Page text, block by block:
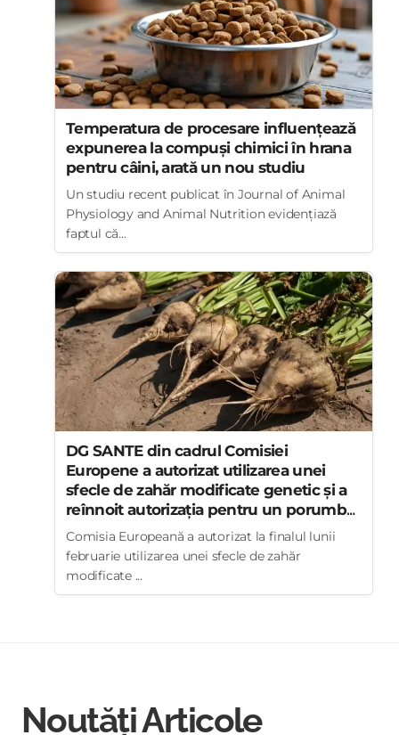
Temperatura de procesare influențează
expunerea la compuși chimici în hrana
pentru câini, arată un nou studiu
Un studiu recent publicat în Journal of Animal
Physiology and Animal Nutrition evidențiază
faptul că...
DG SANTE din cadrul Comisiei
Europene a autorizat utilizarea unei
sfecle de zahăr modificate genetic și a
reînnoit autorizația pentru un porumb
modificat genetic în alimentație și
hrana animalelor
Comisia Europeană a autorizat la finalul lunii
februarie utilizarea unei sfecle de zahăr
modificate ...
Noutăți Articole